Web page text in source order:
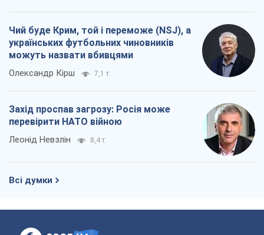
Чий буде Крим, той і переможе (NSJ), а
українських футбольних чиновників
можуть назвати вбивцями
Олександр Кірш 7,1 т.
Захід проспав загрозу: Росія може
перевірити НАТО війною
Леонід Невзлін 8,4 т.
Всі думки